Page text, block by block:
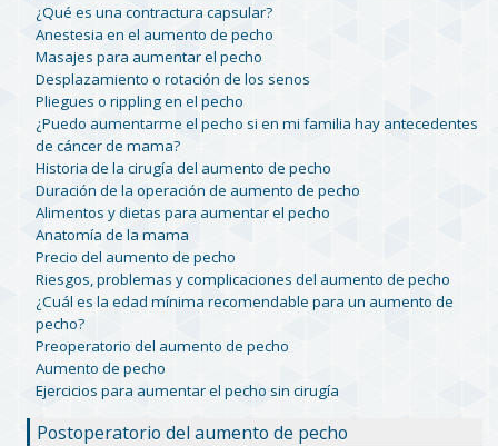
¿Qué es una contractura capsular?
Anestesia en el aumento de pecho
Masajes para aumentar el pecho
Desplazamiento o rotación de los senos
Pliegues o rippling en el pecho
¿Puedo aumentarme el pecho si en mi familia hay antecedentes
de cáncer de mama?
Historia de la cirugía del aumento de pecho
Duración de la operación de aumento de pecho
Alimentos y dietas para aumentar el pecho
Anatomía de la mama
Precio del aumento de pecho
Riesgos, problemas y complicaciones del aumento de pecho
¿Cuál es la edad mínima recomendable para un aumento de
pecho?
Preoperatorio del aumento de pecho
Aumento de pecho
Ejercicios para aumentar el pecho sin cirugía
Postoperatorio del aumento de pecho